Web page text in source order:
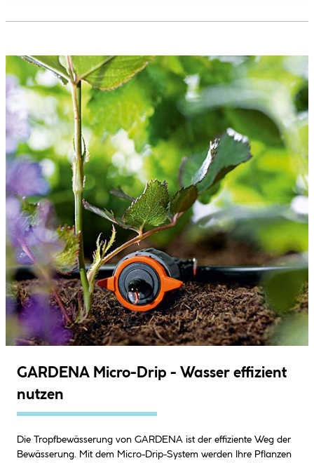
GARDENA Micro-Drip - Wasser effizient
nutzen
Die Tropfbewässerung von GARDENA ist der effiziente Weg der
Bewässerung. Mit dem Micro-Drip-System werden Ihre Pflanzen